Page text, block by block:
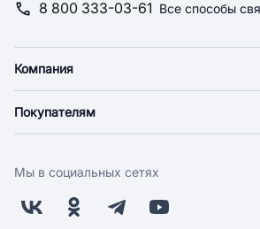
8 800 333-03-61 Все способы
Компания
Новости
Поставщикам
Заводчикам
Покупателям
Оплата
Бонусная программа
Мы в социальных сетях